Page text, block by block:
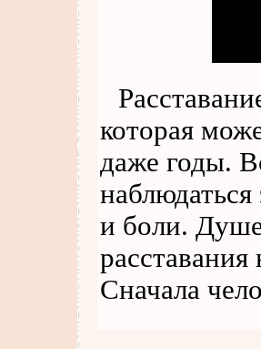
которая
даже годы.
и боли.
Сначала